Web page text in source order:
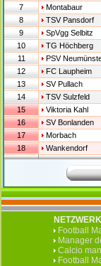
7
Montabaur
8
TSV Pansdorf
9
SpVgg Selbitz
10
TG Höchberg
11
PSV
12
FC Laupheim
13
SV Pullach
14
TSV Sulzfeld
15
Viktoria Kahl
16
SV Bonlanden
17
Morbach
18
Wankendorf
NETZWERK
Football
Manager
Calcio
Football